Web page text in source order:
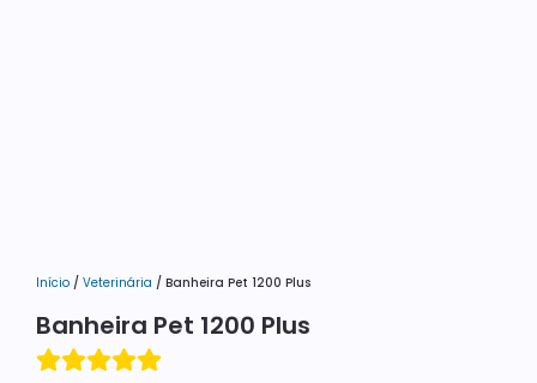
Início / Veterinária / Banheira Pet 1200 Plus
Banheira Pet 1200 Plus